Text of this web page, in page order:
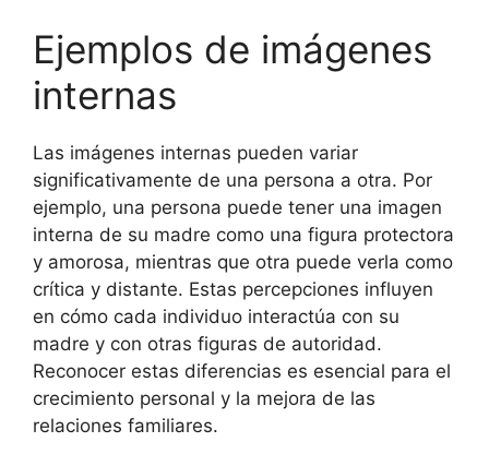
Ejemplos de imágenes
internas
Las imágenes internas pueden variar
significativamente de una persona a otra. Por
ejemplo, una persona puede tener una imagen
interna de su madre como una figura protectora
y amorosa, mientras que otra puede verla como
crítica y distante. Estas percepciones influyen
en cómo cada individuo interactúa con su
madre y con otras figuras de autoridad.
Reconocer estas diferencias es esencial para el
crecimiento personal y la mejora de las
relaciones familiares.